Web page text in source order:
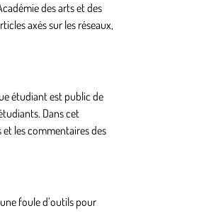
des arts et des
axés sur les réseaux,
étudiant est public de
Dans cet
les commentaires des
foule d’outils pour